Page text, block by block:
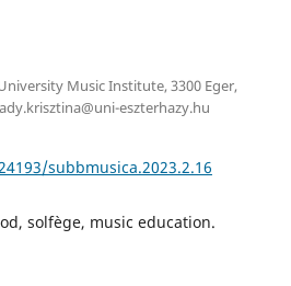
Music Institute, 3300 Eger,
eszterhazy.hu
subbmusica.2023.2.16
solfège, music education.